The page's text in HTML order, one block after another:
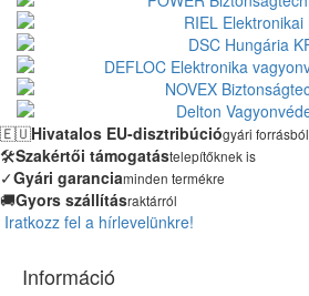
🇪🇺Hivatalos EU-disztribúciógyári forrásból
🛠️Szakértői támogatástelepítőknek is
✓Gyári garanciaminden termékre
🚚Gyors szállításraktárról
Iratkozz fel a hírlevelünkre!
Információ